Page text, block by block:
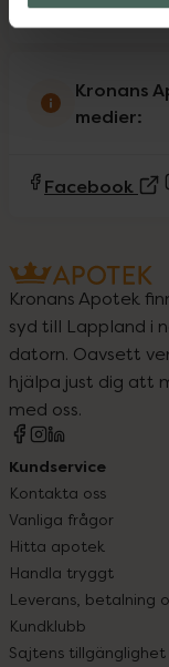
Kronans
medier:
Facebook
Kronans Apotek
syd till Lappland i
datorn. Oavsett
hjälpa just dig att
med oss.
Kundservice
Kontakta oss
Vanliga frågor
Hitta apotek
Handla tryggt
Leverans, betalning
Kundklubb
Sajtens tillgänglighet